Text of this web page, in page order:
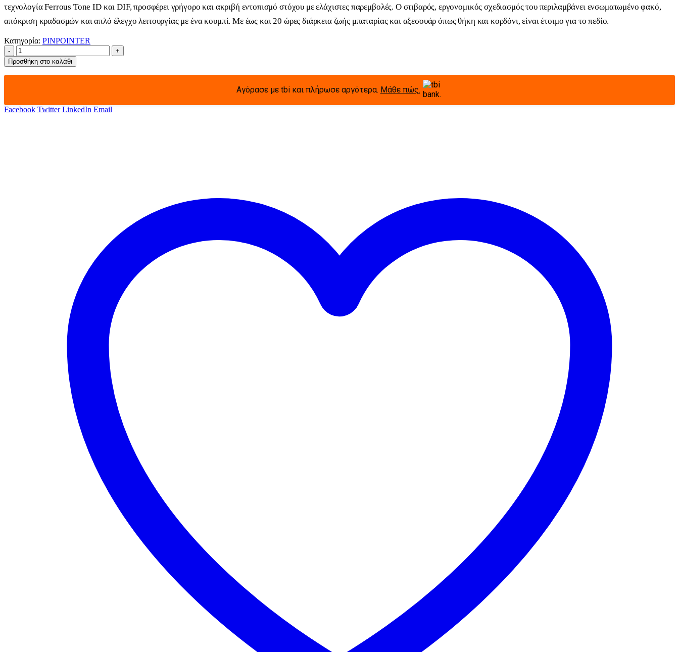
τεχνολογία Ferrous Tone ID και DIF, προσφέρει γρήγορο και ακριβή εντοπισμό στόχου με ελάχιστες παρεμβολές. Ο στιβαρός, εργονομικός σχεδιασμός του περιλαμβάνει ενσωματωμένο φακό,
απόκριση κραδασμών και απλό έλεγχο λειτουργίας με ένα κουμπί. Με έως και 20 ώρες διάρκεια ζωής μπαταρίας και αξεσουάρ όπως θήκη και κορδόνι, είναι έτοιμο για το πεδίο.
Κατηγορία: PINPOINTER
-
+
Προσθήκη στο καλάθι
Αγόρασε με tbi και πλήρωσε αργότερα. Μάθε πώς.
Facebook Twitter LinkedIn Email